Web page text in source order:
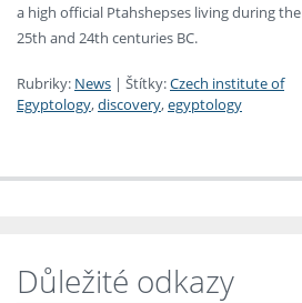
a high official Ptahshepses living during the
25th and 24th centuries BC.
Rubriky: News | Štítky:Czech institute of
Egyptology,discovery,egyptology
Důležité odkazy